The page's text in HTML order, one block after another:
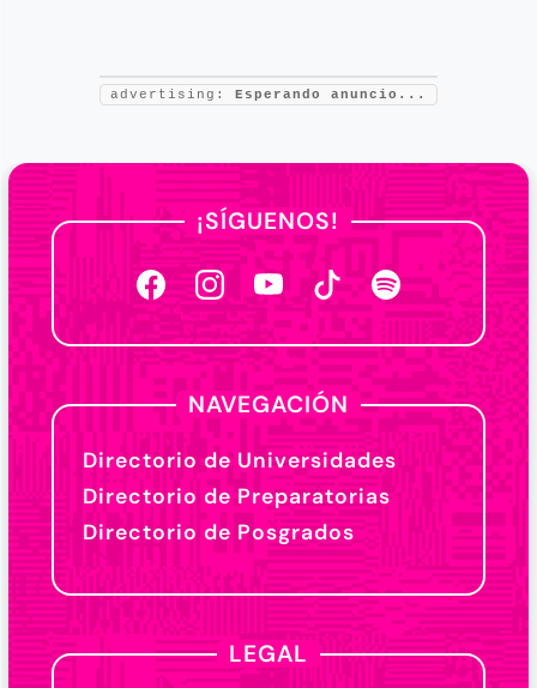
advertising: Esperando anuncio...
¡SÍGUENOS!
NAVEGACIÓN
Directorio de Universidades
Directorio de Preparatorias
Directorio de Posgrados
LEGAL